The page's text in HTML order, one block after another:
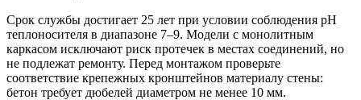
Срок службы достигает 25 лет при условии соблюдения pH
теплоносителя в диапазоне 7–9. Модели с монолитным
каркасом исключают риск протечек в местах соединений, но
не подлежат ремонту. Перед монтажом проверьте
соответствие крепежных кронштейнов материалу стены:
бетон требует дюбелей диаметром не менее 10 мм.